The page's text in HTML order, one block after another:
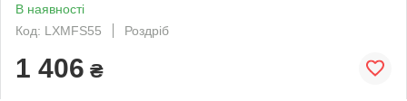
В наявності
Код: LXMFS55
Роздріб
1 406 ₴